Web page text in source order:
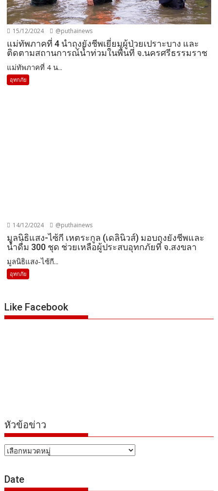
15/12/2024 @puthainews
แม่ทัพภาคที่ 4 นำถุงยังชีพเยี่ยมผู้ป่วยเปราะบาง และ
ติดตามสถานการณ์น้ำท่วมในพื้นที่ จ.นครศรีธรรมราช
แม่ทัพภาคที่ 4 น...
อุทกภัย
14/12/2024 @puthainews
มูลนิธิแสง-ไซ้กี เหตระกูล (เดลินิวส์) มอบถุงยังชีพและ
น้ำดื่ม 300 ชุด ช่วยเหลือผู้ประสบอุทกภัยที่ จ.สงขลา
มูลนิธิแสง-ไซ้กี...
อุทกภัย
Like Facebook
หัวข้อข่าว
หัวข้อ
Date